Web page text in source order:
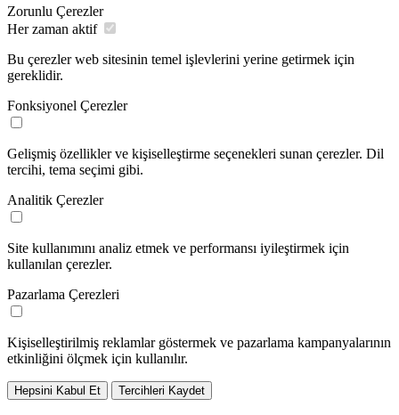
Zorunlu Çerezler
Her zaman aktif
Bu çerezler web sitesinin temel işlevlerini yerine getirmek için
gereklidir.
Fonksiyonel Çerezler
Gelişmiş özellikler ve kişiselleştirme seçenekleri sunan çerezler. Dil
tercihi, tema seçimi gibi.
Analitik Çerezler
Site kullanımını analiz etmek ve performansı iyileştirmek için
kullanılan çerezler.
Pazarlama Çerezleri
Kişiselleştirilmiş reklamlar göstermek ve pazarlama kampanyalarının
etkinliğini ölçmek için kullanılır.
Hepsini Kabul Et Tercihleri Kaydet